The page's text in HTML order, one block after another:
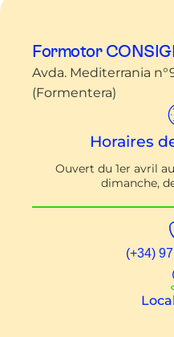
Formotor
Avda. Mediterrania
(Formentera)
Horaires
Ouvert du 1er avril
dimanche,
(+34)